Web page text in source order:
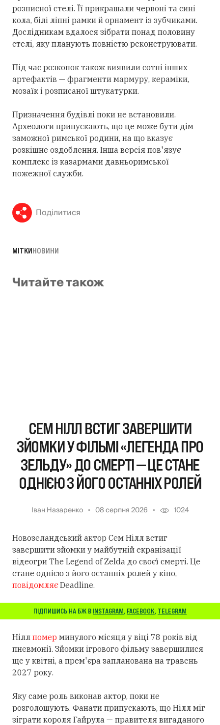
розписної стелі. Її прикрашали червоні та сині
кола, білі ліпні рамки й орнамент із зубчиками.
Дослідникам вдалося зібрати понад половину
стелі, яку планують повністю реконструювати.
Під час розкопок також виявили сотні інших
артефактів — фрагменти мармуру, кераміки,
мозаїк і розписаної штукатурки.
Призначення будівлі поки не встановили.
Археологи припускають, що це може бути дім
заможної римської родини, на що вказує
розкішне оздоблення. Інша версія пов'язує
комплекс із казармами давньоримської
пожежної служби.
Поділитися
МІТКИНОВИНИ
Читайте також
СЕМ НІЛЛ ВСТИГ ЗАВЕРШИТИ
ЗЙОМКИ У ФІЛЬМІ «ЛЕГЕНДА ПРО
ЗЕЛЬДУ» ДО СМЕРТІ — ЦЕ СТАНЕ
ОДНІЄЮ З ЙОГО ОСТАННІХ РОЛЕЙ
Іван Назаренко 08 серпня 2026 1024
Новозеландський актор Сем Нілл встиг
завершити зйомки у майбутній екранізації
відеогри The Legend of Zelda до своєї смерті. Це
стане однією з його останніх ролей у кіно,
повідомляєDeadline.
ПІДПИШИСЬ НА БЖ В INSTAGRAM, FACEBOOK, TELEGRAM
Нілл помер минулого місяця у віці 78 років від
пневмонії. Зйомки ігрового фільму завершилися
ще у квітні, а прем'єра запланована на травень
2027 року.
Яку саме роль виконав актор, поки не
розголошують. Фанати припускають, що Нілл міг
зіграти короля Гайрула — правителя вигаданого